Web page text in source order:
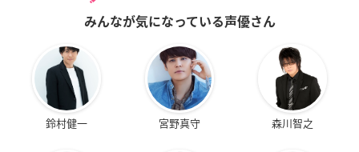
みんなが気になっている声優さん
鈴村健一 宮野真守 森川智之